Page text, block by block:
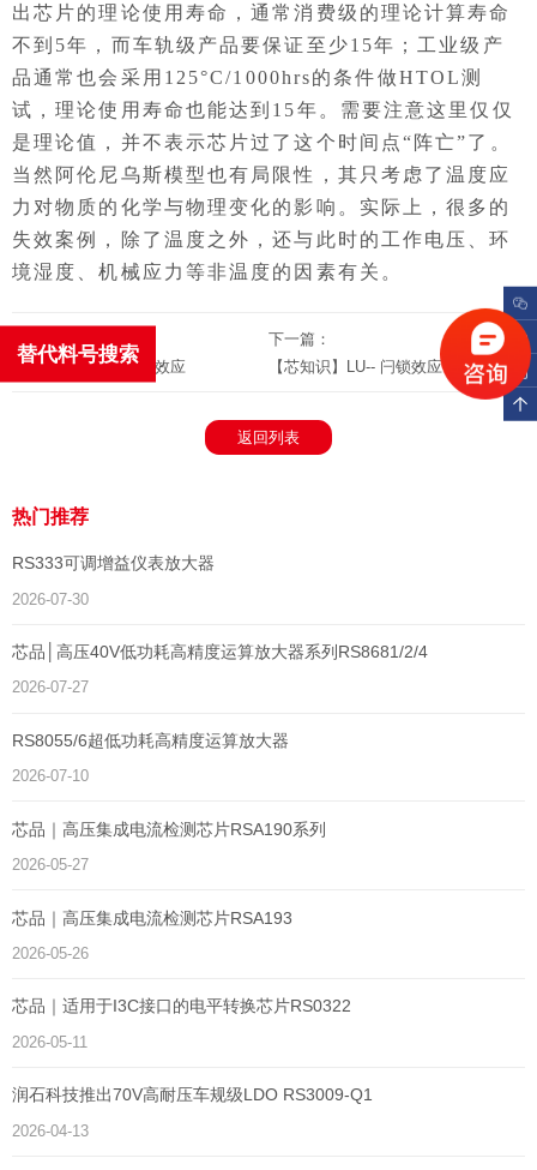
出芯片的理论使用寿命，通常消费级的理论计算寿命
不到5年，而车轨级产品要保证至少15年；工业级产
品通常也会采用125°C/1000hrs的条件做HTOL测
试，理论使用寿命也能达到15年。需要注意这里仅仅
是理论值，并不表示芯片过了这个时间点“阵亡”了。
当然阿伦尼乌斯模型也有局限性，其只考虑了温度应
力对物质的化学与物理变化的影响。实际上，很多的
失效案例，除了温度之外，还与此时的工作电压、环
境湿度、机械应力等非温度的因素有关。
【芯知识】LU-- 闩锁效应
下一篇：
【芯知识】LU-- 闩锁效应
返回列表
热门推荐
RS333可调增益仪表放大器
2026-07-30
芯品│高压40V低功耗高精度运算放大器系列RS8681/2/4
2026-07-27
RS8055/6超低功耗高精度运算放大器
2026-07-10
芯品｜高压集成电流检测芯片RSA190系列
2026-05-27
芯品｜高压集成电流检测芯片RSA193
2026-05-26
芯品｜适用于I3C接口的电平转换芯片RS0322
2026-05-11
润石科技推出70V高耐压车规级LDO RS3009-Q1
2026-04-13
替代料号搜索